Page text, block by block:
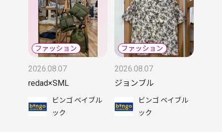
2026.08.07
redad×SML
ビンゴ ベイブル
ック
2026.08.07
ジョンブル
ビンゴ ベイブル
ック